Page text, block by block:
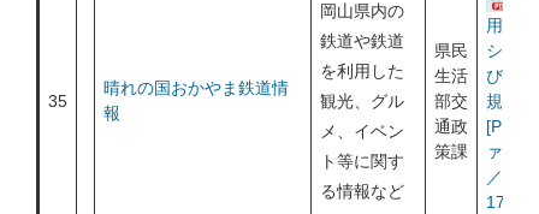
35
晴れの国おかやま鉄道情
報
岡山県内の
鉄道や鉄道
を利用した
観光、グル
メ、イベン
ト等に関す
る情報など
県民
生活
部交
通政
策課
用ポリ
シー及
び利用
規約
[PDF
ァイル
／